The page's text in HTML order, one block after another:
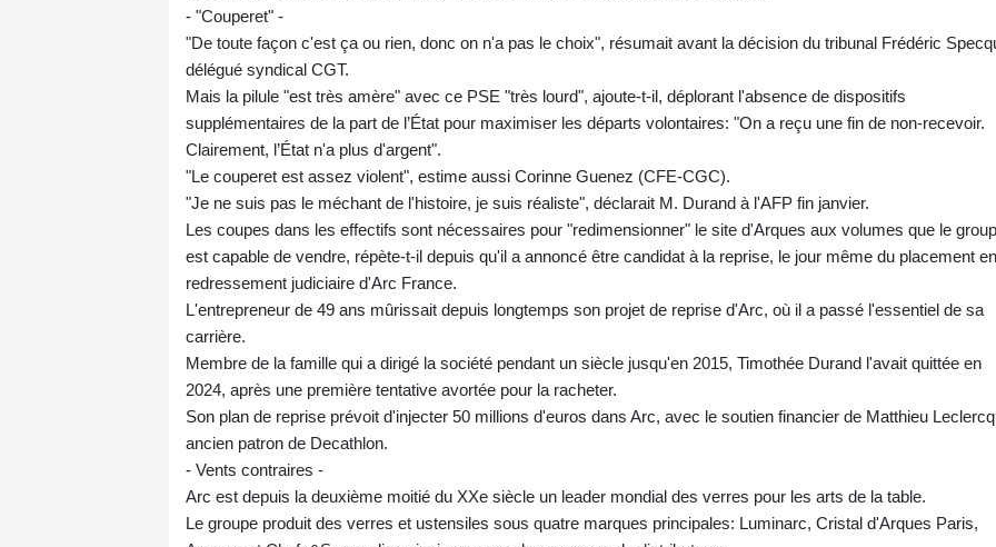
- "Couperet" -
"De toute façon c'est ça ou rien, donc on n'a pas le choix", résumait avant la décision du tribunal Frédéric
délégué syndical CGT.
Mais la pilule "est très amère" avec ce PSE "très lourd", ajoute-t-il, déplorant l'absence de dispositifs
supplémentaires de la part de l’État pour maximiser les départs volontaires: "On a reçu une fin de non-recevoir.
Clairement, l’État n'a plus d'argent".
"Le couperet est assez violent", estime aussi Corinne Guenez (CFE-CGC).
"Je ne suis pas le méchant de l'histoire, je suis réaliste", déclarait M. Durand à l'AFP fin janvier.
Les coupes dans les effectifs sont nécessaires pour "redimensionner" le site d'Arques aux volumes que le
est capable de vendre, répète-t-il depuis qu'il a annoncé être candidat à la reprise, le jour même du placement en
redressement judiciaire d'Arc France.
L'entrepreneur de 49 ans mûrissait depuis longtemps son projet de reprise d'Arc, où il a passé l'essentiel de sa
carrière.
Membre de la famille qui a dirigé la société pendant un siècle jusqu'en 2015, Timothée Durand l'avait quittée en
2024, après une première tentative avortée pour la racheter.
Son plan de reprise prévoit d'injecter 50 millions d'euros dans Arc, avec le soutien financier de Matthieu
ancien patron de Decathlon.
- Vents contraires -
Arc est depuis la deuxième moitié du XXe siècle un leader mondial des verres pour les arts de la table.
Le groupe produit des verres et ustensiles sous quatre marques principales: Luminarc, Cristal d'Arques Paris,